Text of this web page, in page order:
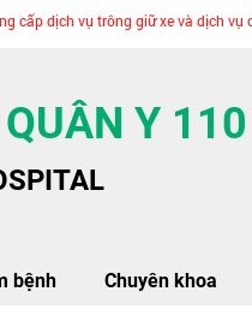
dịch vụ trông giữ xe và dịch vụ căng
Y 110
bệnh Chuyên khoa